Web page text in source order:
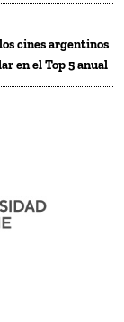
cines argentinos
en el Top 5 anual